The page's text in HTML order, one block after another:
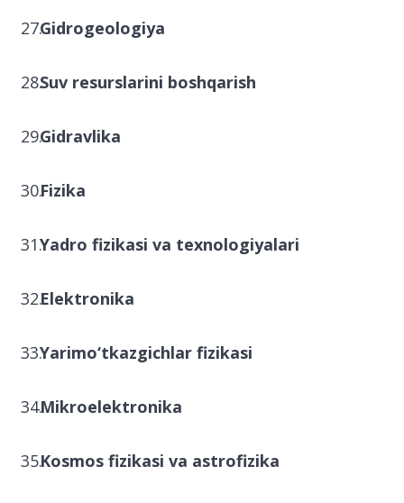
Gidrogeologiya
Suv resurslarini boshqarish
Gidravlika
Fizika
Yadro fizikasi va texnologiyalari
Elektronika
Yarimo‘tkazgichlar fizikasi
Mikroelektronika
Kosmos fizikasi va astrofizika